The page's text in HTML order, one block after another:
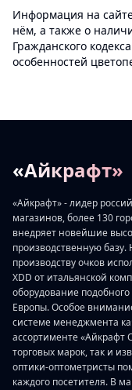
Информация на
нём, а также о
Гражданского
особенностей
«Айкрафт»
«Айкрафт» - лидер
магазинов, более 130
внедряет новейшие
производственную
производству очков
XDD от итальянской
оборудование
Европы. Особое
системе менеджмента
ассортименте «Айкрафт
торговых марок, так и
оптики-оптометристы
каждого посетителя. В